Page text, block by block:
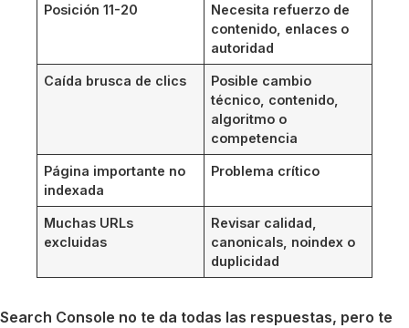
Posición 11-20
Necesita refuerzo de
contenido, enlaces o
autoridad
Caída brusca de clics
Posible cambio
técnico, contenido,
algoritmo o
competencia
Página importante no
indexada
Problema crítico
Muchas URLs
excluidas
Revisar calidad,
canonicals, noindex o
duplicidad
Search Console no te da todas las respuestas, pero te